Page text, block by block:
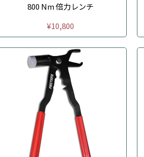
800 Nm 倍力レンチ
¥10,800